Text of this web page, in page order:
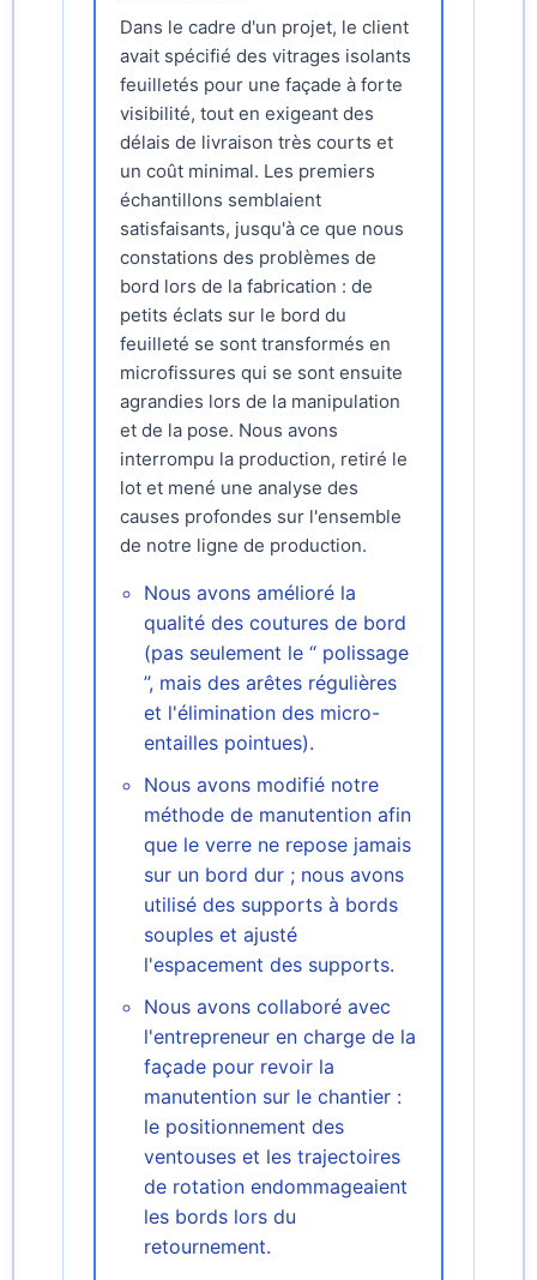
Dans le cadre d'un projet, le client
avait spécifié des vitrages isolants
feuilletés pour une façade à forte
visibilité, tout en exigeant des
délais de livraison très courts et
un coût minimal. Les premiers
échantillons semblaient
satisfaisants, jusqu'à ce que nous
constations des problèmes de
bord lors de la fabrication : de
petits éclats sur le bord du
feuilleté se sont transformés en
microfissures qui se sont ensuite
agrandies lors de la manipulation
et de la pose. Nous avons
interrompu la production, retiré le
lot et mené une analyse des
causes profondes sur l'ensemble
de notre ligne de production.
Nous avons amélioré la
qualité des coutures de bord
(pas seulement le “ polissage
”, mais des arêtes régulières
et l'élimination des micro-
entailles pointues).
Nous avons modifié notre
méthode de manutention afin
que le verre ne repose jamais
sur un bord dur ; nous avons
utilisé des supports à bords
souples et ajusté
l'espacement des supports.
Nous avons collaboré avec
l'entrepreneur en charge de la
façade pour revoir la
manutention sur le chantier :
le positionnement des
ventouses et les trajectoires
de rotation endommageaient
les bords lors du
retournement.